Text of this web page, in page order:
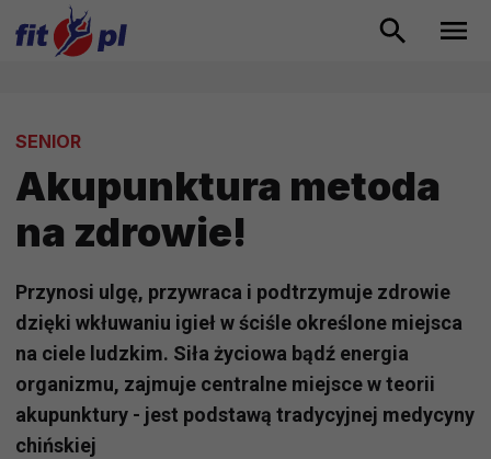
SENIOR
Akupunktura metoda
na zdrowie!
Przynosi ulgę, przywraca i podtrzymuje zdrowie
dzięki wkłuwaniu igieł w ściśle określone miejsca
na ciele ludzkim. Siła życiowa bądź energia
organizmu, zajmuje centralne miejsce w teorii
akupunktury - jest podstawą tradycyjnej medycyny
chińskiej